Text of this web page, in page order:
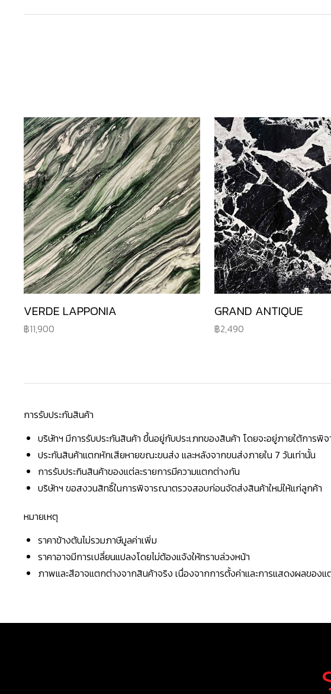
VERDE LAPPONIA
11,900
GRAND ANTIQUE
2,490
การรับประกันสินค้า
บริษัทฯ มีการรับประกันสินค้า ขึ้นอยู่กับประเภทของสินค้า โดยจะอยู่ภายใต้การพิ
ประกันสินค้าแตกหักเสียหายขณะขนส่ง และหลังจากขนส่งภายใน 7 วันเท่านั้น
การรับประกินสินค้าของแต่ละรายการมีความแตกต่างกัน
บริษัทฯ ขอสงวนสิทธิ์ในการพิจารณาตรวจสอบก่อนจัดส่งสินค้าใหม่ให้แก่ลูกค้า
หมายเหตุ
ราคาข้างต้นไม่รวมภาษีมูลค่าเพิ่ม
ราคาอาจมีการเปลี่ยนแปลงโดยไม่ต้องแจ้งให้ทราบล่วงหน้า
ภาพและสีอาจแตกต่างจากสินค้าจริง เนื่องจากการตั้งค่าและการแสดงผลของแ